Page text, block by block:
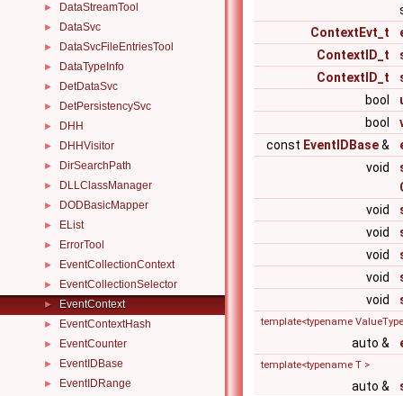
► DataStreamTool
► DataSvc
► DataSvcFileEntriesTool
► DataTypeInfo
► DetDataSvc
► DetPersistencySvc
► DHH
► DHHVisitor
► DirSearchPath
► DLLClassManager
► DODBasicMapper
► EList
► ErrorTool
► EventCollectionContext
► EventCollectionSelector
► EventContext
► EventContextHash
► EventCounter
► EventIDBase
►
EventIDRange
ContextEvt_t
ContextID_t
ContextID_t
bool
bool
const EventIDBase&
void
void
void
void
void
void
template<typename
auto &
template<typename T >
auto &